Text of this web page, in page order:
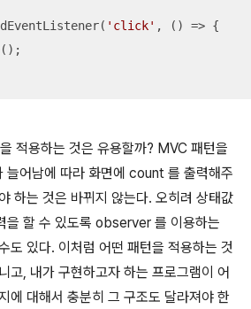
'click' , () => {
적용하는 것은 유용할까? MVC 패턴을
늘어남에 따라 화면에 count 를 출력해주
하는 것은 바뀌지 않는다. 오히려 상태값
을 할 수 있도록 observer 를 이용하는
도 있다. 이처럼 어떤 패턴을 적용하는 것
고, 내가 구현하고자 하는 프로그램이 어
에 대해서 충분히 그 구조도 달라져야 한